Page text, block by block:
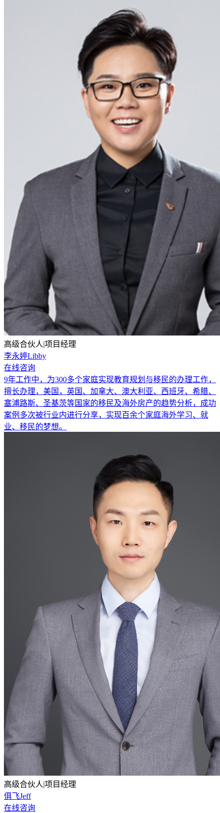
高级合伙人|项目经理
李永婷Libby
在线咨询
9年工作中，为300多个家庭实现教育规划与移民的办理工作，
擅长办理，美国，英国、加拿大、澳大利亚、西班牙、希腊、
塞浦路斯、圣基茨等国家的移民及海外房产的趋势分析，成功
案例多次被行业内进行分享，实现百余个家庭海外学习、就
业、移民的梦想。
高级合伙人|项目经理
俱飞Jeff
在线咨询